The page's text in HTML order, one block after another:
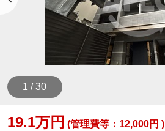
1 / 30
19.1万円 (管理費等：12,000円 )